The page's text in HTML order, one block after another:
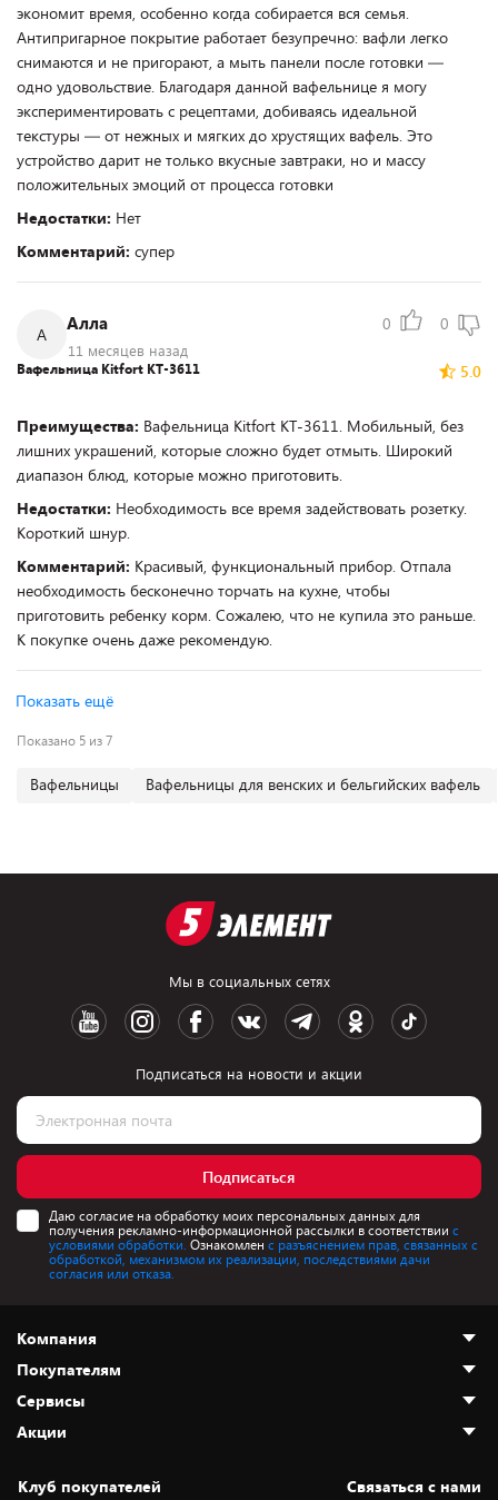
экономит время, особенно когда собирается вся семья.
Антипригарное покрытие работает безупречно: вафли легко
снимаются и не пригорают, а мыть панели после готовки —
одно удовольствие. Благодаря данной вафельнице я могу
экспериментировать с рецептами, добиваясь идеальной
текстуры — от нежных и мягких до хрустящих вафель. Это
устройство дарит не только вкусные завтраки, но и массу
положительных эмоций от процесса готовки
Недостатки: Нет
Комментарий: супер
А
Алла
11 месяцев назад
0 0
5.0
Вафельница Kitfort KT-3611
Преимущества: Вафельница Kitfort KT-3611. Мобильный, без
лишних украшений, которые сложно будет отмыть. Широкий
диапазон блюд, которые можно приготовить.
Недостатки: Необходимость все время задействовать розетку.
Короткий шнур.
Комментарий: Красивый, функциональный прибор. Отпала
необходимость бесконечно торчать на кухне, чтобы
приготовить ребенку корм. Сожалею, что не купила это раньше.
К покупке очень даже рекомендую.
Показать ещё
Показано 5 из 7
Вафельницы Вафельницы для венских и бельгийских вафель
Мы в социальных сетях
Подписаться на новости и акции
Подписаться
Даю согласие на обработку моих персональных данных для
получения рекламно-информационной рассылки в соответствии с
условиями обработки. Ознакомлен с разъяснением прав, связанных с
обработкой, механизмом их реализации, последствиями дачи
согласия или отказа.
Компания
О нас
Адреса магазинов
Новости
Статьи и обзоры
Покупателям
Как сделать заказ
Оплата и доставка
Безналичный расчёт
Сервисы
Установка техники
Акции
Скидки и промокоды
Клуб покупателей
Cвязаться с нами